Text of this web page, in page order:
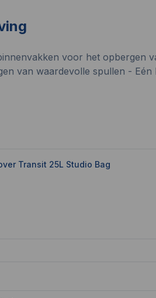
voor het
van waardevolle spullen -
Transit 25L Studio Bag